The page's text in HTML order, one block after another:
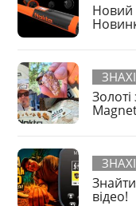
Новий
відео!